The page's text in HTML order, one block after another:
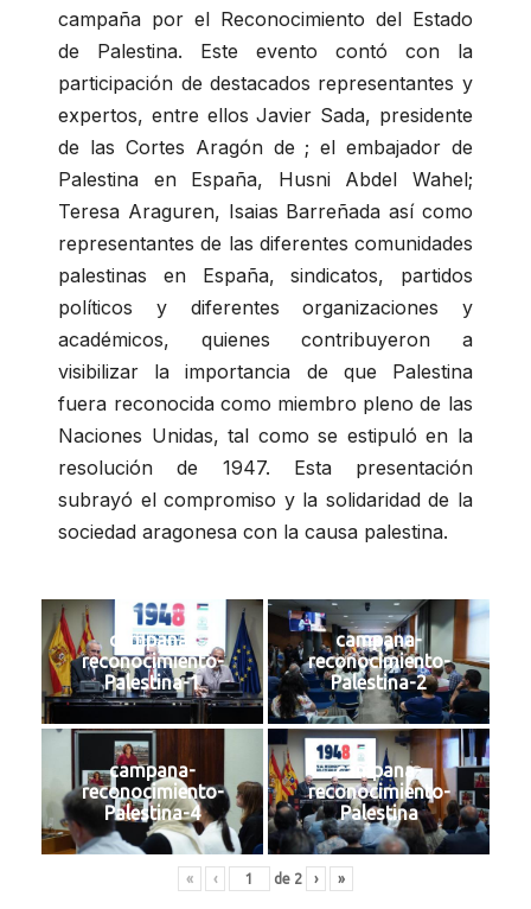
campaña por el Reconocimiento del Estado
de Palestina. Este evento contó con la
participación de destacados representantes y
expertos, entre ellos Javier Sada, presidente
de las Cortes Aragón de ; el embajador de
Palestina en España, Husni Abdel Wahel;
Teresa Araguren, Isaias Barreñada así como
representantes de las diferentes comunidades
palestinas en España, sindicatos, partidos
políticos y diferentes organizaciones y
académicos, quienes contribuyeron a
visibilizar la importancia de que Palestina
fuera reconocida como miembro pleno de las
Naciones Unidas, tal como se estipuló en la
resolución de 1947. Esta presentación
subrayó el compromiso y la solidaridad de la
sociedad aragonesa con la causa palestina.
campana-
reconocimiento-
Palestina-1
campana-
reconocimiento-
Palestina-2
campana-
reconocimiento-
Palestina-4
campana-
reconocimiento-
Palestina
« ‹ de 2 › »